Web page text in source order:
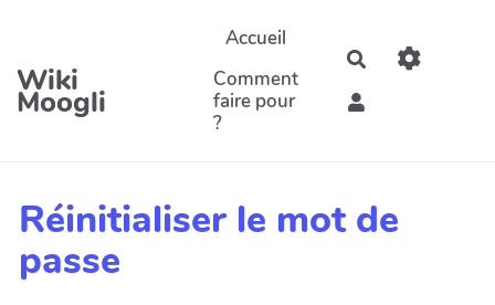
Aller au contenu principal
Wiki
Moogli
Accueil
Comment
faire pour
?
Rechercher
Réinitialiser le mot de
passe